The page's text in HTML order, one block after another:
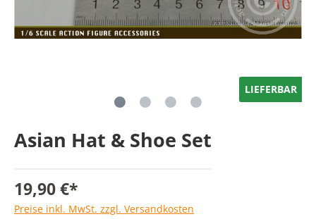
LIEFERBAR
Asian Hat & Shoe Set
19,90 €*
Preise inkl. MwSt. zzgl. Versandkosten